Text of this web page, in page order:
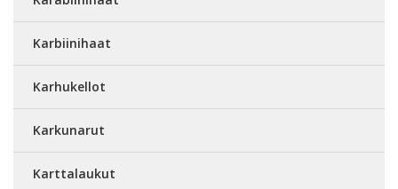
Karbiinihaat
Karhukellot
Karkunarut
Karttalaukut